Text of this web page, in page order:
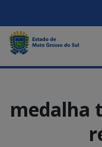
medalha